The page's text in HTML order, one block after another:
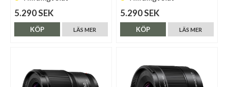
5.290 SEK
LÄS MER
KÖP
5.290 SEK
LÄS MER
KÖP